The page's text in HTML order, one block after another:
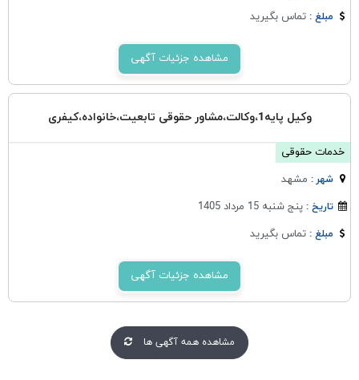
مبلغ :تماس بگیرید
مشاهده جزئیات آگهی
وکیل پایه1،وکالت،مشاور حقوقی تابعیت،خانواده،کیفری
خدمات حقوقی
شهر : مشهد
تاریخ :پنج شنبه 15 مرداد 1405
مبلغ :تماس بگیرید
مشاهده جزئیات آگهی
مشاهده همه آگهی ها